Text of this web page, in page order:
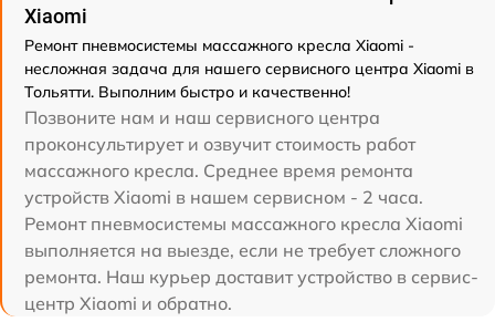
Xiaomi
Ремонт пневмосистемы массажного кресла Xiaomi -
несложная задача для нашего сервисного центра Xiaomi в
Тольятти. Выполним быстро и качественно!
Позвоните нам и наш сервисного центра
проконсультирует и озвучит стоимость работ
массажного кресла. Среднее время ремонта
устройств Xiaomi в нашем сервисном - 2 часа.
Ремонт пневмосистемы массажного кресла Xiaomi
выполняется на выезде, если не требует сложного
ремонта. Наш курьер доставит устройство в сервис-
центр Xiaomi и обратно.